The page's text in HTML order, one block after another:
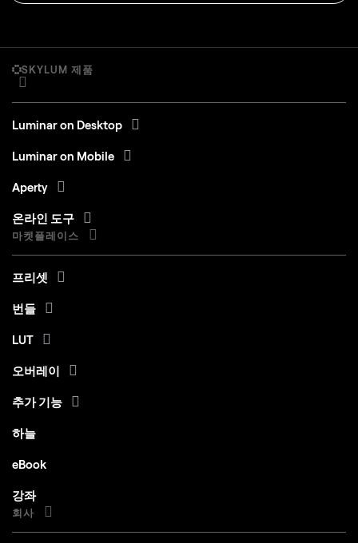
SKYLUM 제품
Luminar on Desktop
Luminar on Mobile
온라인 도구
마켓플레이스
프리셋
번들
추가 기능
하늘
eBook
회사
Skylum 소개